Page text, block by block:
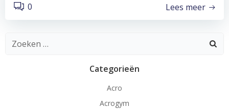
0 Lees meer
Zoeken
Categorieën
Acro
Acrogym